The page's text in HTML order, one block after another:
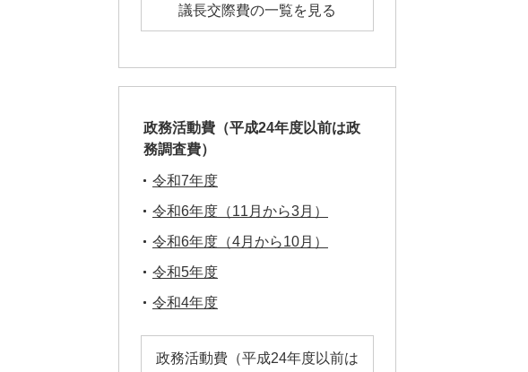
議長交際費の一覧を見る
政務活動費（平成24年度以前は政
務調査費）
令和7年度
令和6年度（11月から3月）
令和6年度（4月から10月）
令和5年度
令和4年度
政務活動費（平成24年度以前は